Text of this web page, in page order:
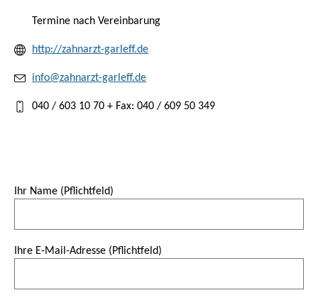
Termine nach Vereinbarung
http://zahnarzt-garleff.de
info@zahnarzt-garleff.de
040 / 603 10 70 + Fax: 040 / 609 50 349
Ihr Name (Pflichtfeld)
Ihre E-Mail-Adresse (Pflichtfeld)